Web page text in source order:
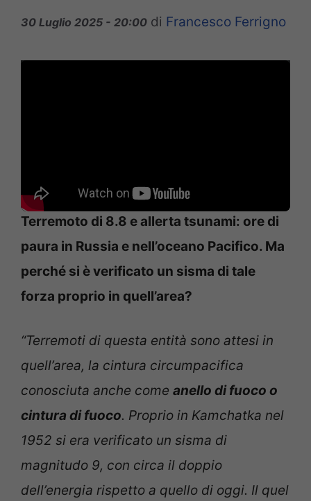
30 Luglio 2025 - 20:00 di Francesco Ferrigno
Terremoto di 8.8 e allerta tsunami: ore di
paura in Russia e nell’oceano Pacifico. Ma
perché si è verificato un sisma di tale
forza proprio in quell’area?
“Terremoti di questa entità sono attesi in
quell’area, la cintura circumpacifica
conosciuta anche come anello di fuoco o
cintura di fuoco. Proprio in Kamchatka nel
1952 si era verificato un sisma di
magnitudo 9, con circa il doppio
dell’energia rispetto a quello di oggi. Il quel